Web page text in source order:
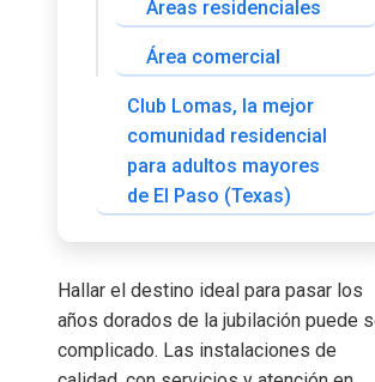
Áreas residenciales
Área comercial
Club Lomas, la mejor
comunidad residencial
para adultos mayores
de El Paso (Texas)
Hallar el destino ideal para pasar los
años dorados de la jubilación puede
complicado. Las instalaciones de